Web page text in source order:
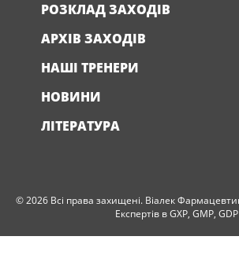
РОЗКЛАД ЗАХОДІВ
АРХІВ ЗАХОДІВ
НАШІ ТРЕНЕРИ
НОВИНИ
ЛІТЕРАТУРА
© 2026 Всі права захищені. Віалек
Експертів в GXP, GMP, GDP